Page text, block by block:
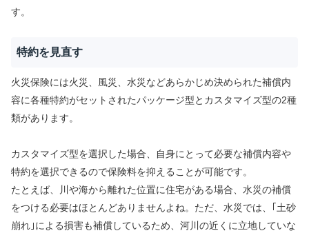
す。
特約を見直す
火災保険には火災、風災、水災などあらかじめ決められた補償内
容に各種特約がセットされたパッケージ型とカスタマイズ型の2種
類があります。
カスタマイズ型を選択した場合、自身にとって必要な補償内容や
特約を選択できるので保険料を抑えることが可能です。
たとえば、川や海から離れた位置に住宅がある場合、水災の補償
をつける必要はほとんどありませんよね。ただ、水災では、｢土砂
崩れ｣による損害も補償しているため、河川の近くに立地していな